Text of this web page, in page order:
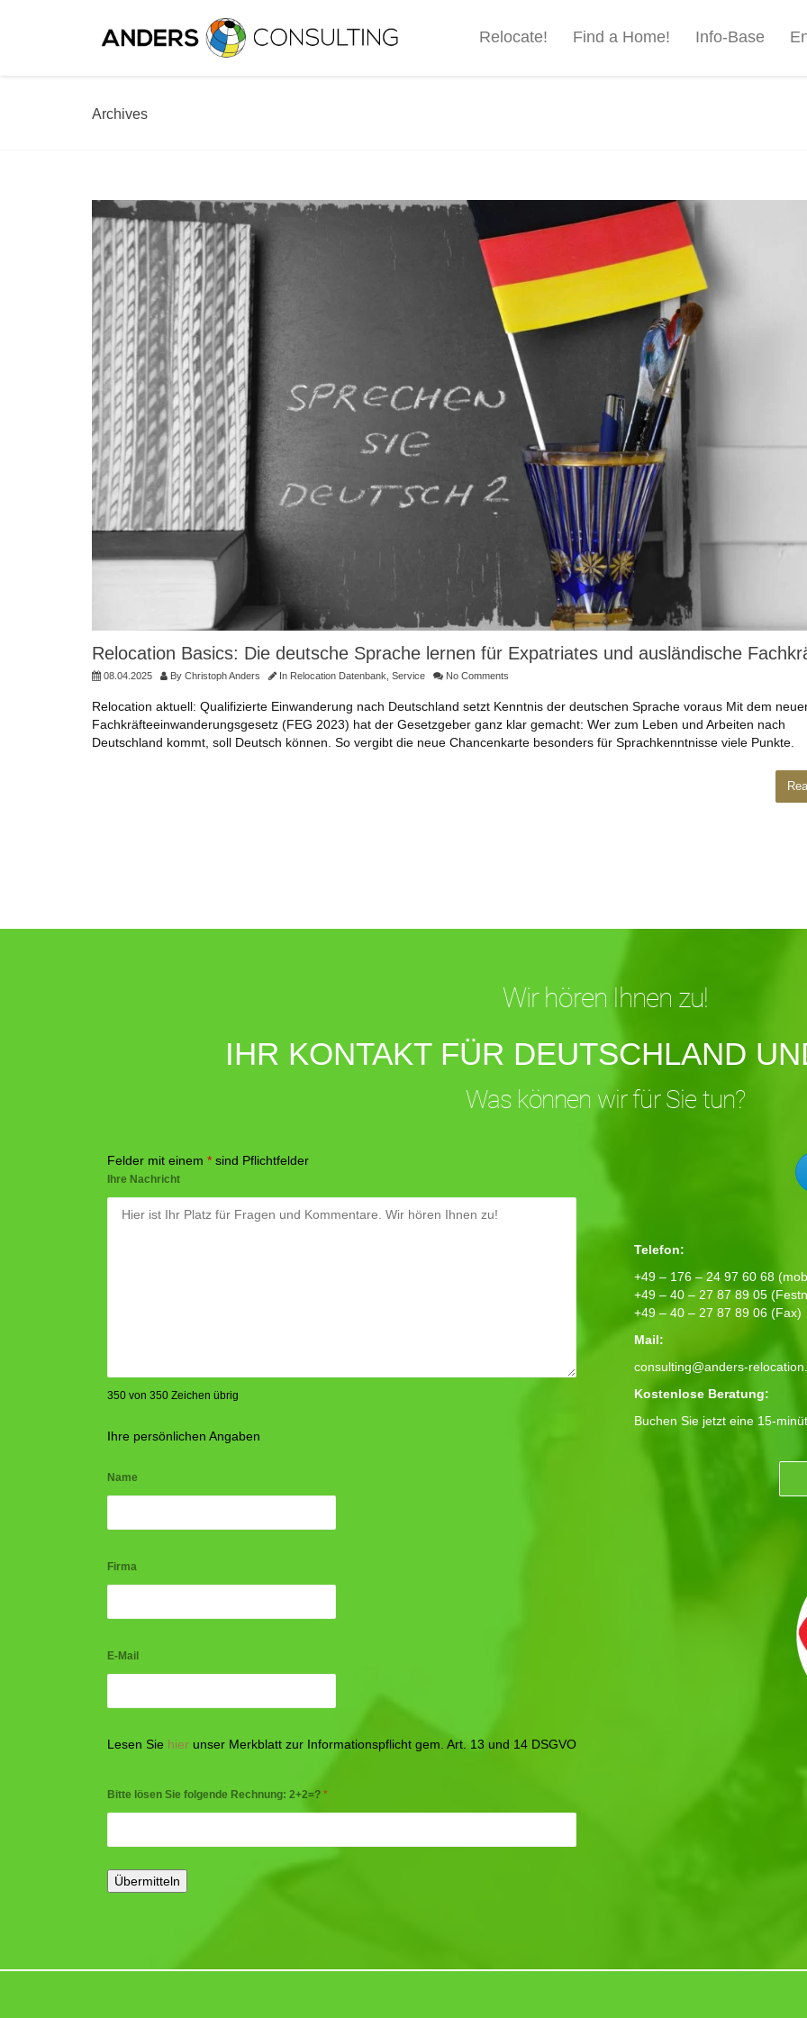
Relocate! Find a Home! Info-Base
Archives
Relocation Basics: Die deutsche Sprache lernen für Expatriates und ausländische
08.04.2025 By Christoph Anders In Relocation Datenbank Service No Comments
Relocation aktuell: Qualifizierte Einwanderung nach Deutschland setzt Kenntnis der deutschen Sprache voraus Mit dem
Fachkräfteeinwanderungsgesetz (FEG 2023) hat der Gesetzgeber ganz klar gemacht: Wer zum Leben und Arbeiten nach
Deutschland kommt, soll Deutsch können. So vergibt die neue Chancenkarte besonders für Sprachkenntnisse viele Punkte.
Wir hören Ihnen zu!
IHR KONTAKT FÜR DEUTSCHLAND
Was können wir für Sie tun?
Felder mit einem * sind Pflichtfelder
Ihre Nachricht
350 von 350 Zeichen übrig
Ihre persönlichen Angaben
Name
Firma
E-Mail
Lesen Sie hier unser Merkblatt zur Informationspflicht gem. Art. 13 und 14 DSGVO
Bitte lösen Sie folgende Rechnung: 2+2=? *
Telefon:
+49 – 176 – 24 97 60 68
+49 – 40 – 27 87 89 05
+49 – 40 – 27 87 89 06 (Fax)
Mail:
consulting@anders-
Kostenlose Beratung:
Buchen Sie jetzt eine 15-